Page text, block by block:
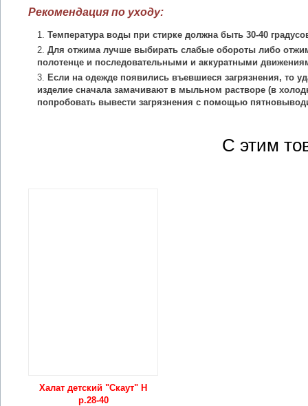
Рекомендация по уходу:
Температура воды при стирке должна быть 30-40
Для отжима лучше выбирать слабые обороты либо
полотенце и последовательными и аккуратными
Если на одежде появились въевшиеся загрязнения, то
изделие сначала замачивают в мыльном растворе (в
попробовать вывести загрязнения с помощью
С этим
Халат детский "Скаут" Н
р.28-40